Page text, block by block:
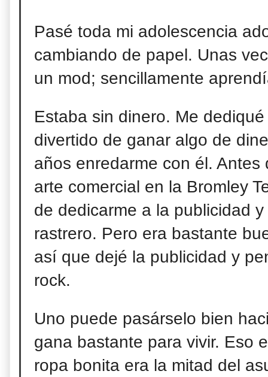
Pasé toda mi adolescencia
cambiando de papel. Unas
un mod; sencillamente
Estaba sin dinero. Me
divertido de ganar algo de
años enredarme con él.
arte comercial en la Bromley
de dedicarme a la publicidad
rastrero. Pero era bastante
así que dejé la publicidad y
rock.
Uno puede pasárselo bien
gana bastante para vivir. Eso
ropa bonita era la mitad del